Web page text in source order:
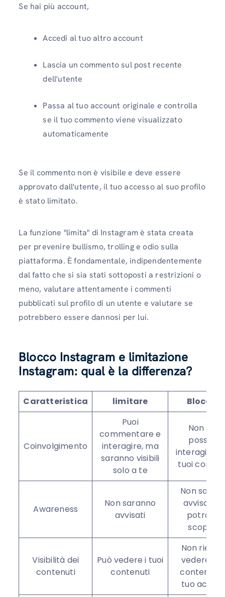
Se hai più account,
Accedi al tuo altro account
Lascia un commento sul post recente
dell'utente
Passa al tuo account originale e controlla
se il tuo commento viene visualizzato
automaticamente
Se il commento non è visibile e deve essere
approvato dall'utente, il tuo accesso al suo profilo
è stato limitato.
La funzione "limita" di Instagram è stata creata
per prevenire bullismo, trolling e odio sulla
piattaforma. È fondamentale, indipendentemente
dal fatto che si sia stati sottoposti a restrizioni o
meno, valutare attentamente i commenti
pubblicati sul profilo di un utente e valutare se
potrebbero essere dannosi per lui.
Blocco Instagram e limitazione
Instagram: qual è la differenza?
Caratteristica limitare
Coinvolgimento
Puoi
commentare e
interagire, ma
saranno visibili
solo a te
Non sarà
possibile
interagire
tuoi
Awareness
Non saranno
avvisati
Non
avvisati
potranno
scoprirlo
Visibilità dei
contenuti
Può vedere i tuoi
contenuti
Non
vedere i
contenuti
tuo